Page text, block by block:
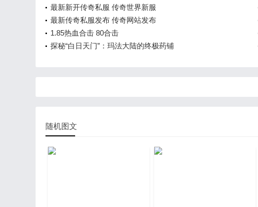
最新新开传奇私服 传奇世界新服
最新传奇私服发布 传奇网站发布
1.85热血合击 80合击
探秘“白日天门”：玛法大陆的终极药铺
随机图文